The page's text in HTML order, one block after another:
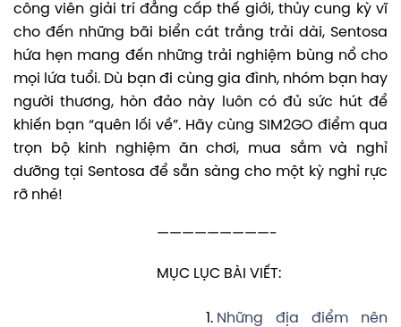
công viên giải trí đẳng cấp thế giới, thủy cung kỳ vĩ
cho đến những bãi biển cát trắng trải dài, Sentosa
hứa hẹn mang đến những trải nghiệm bùng nổ cho
mọi lứa tuổi. Dù bạn đi cùng gia đình, nhóm bạn hay
người thương, hòn đảo này luôn có đủ sức hút để
khiến bạn “quên lối về”. Hãy cùng SIM2GO điểm qua
trọn bộ kinh nghiệm ăn chơi, mua sắm và nghỉ
dưỡng tại Sentosa để sẵn sàng cho một kỳ nghỉ rực
rỡ nhé!
—————————-
MỤC LỤC BÀI VIẾT:
Những địa điểm nên